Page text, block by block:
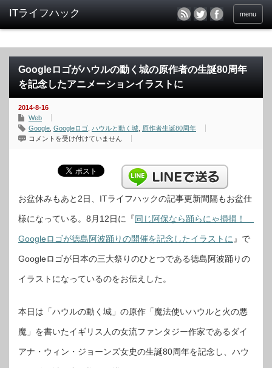
menu
Googleロゴがハウルの動く城の原作者の生誕80周年
を記念したアニメーションイラストに
2014-8-16
Web
Google Googleロゴ ハウルと動く城 原作者生誕80周年
Google
動
く
の
原
者
誕
周
年
し
ニ
ー
シ
コメントを受け付けていません
お盆休みもあと2日、ITライフハックの記事更新間隔もお盆仕
様になっている。8月12日に『同じ阿保なら踊らにゃ損損！
Googleロゴが徳島阿波踊りの開催を記念したイラストに 』で
Googleロゴが日本の三大祭りのひとつである徳島阿波踊りの
イラストになっているのをお伝えした。
本日は「ハウルの動く城」の原作「魔法使いハウルと火の悪
魔」を書いたイギリス人の女流ファンタジー作家であるダイ
アナ・ウィン・ジョーンズ女史の生誕80周年を記念し、ハウ